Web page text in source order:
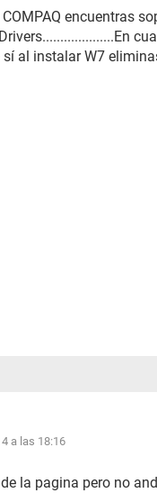
encuentras
sí al instalar W7
a las 18:16
la pagina pero no